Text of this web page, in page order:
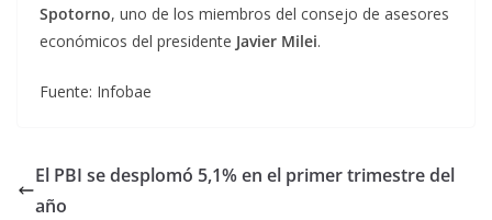
Spotorno, uno de los miembros del consejo de asesores
económicos del presidente Javier Milei.
Fuente: Infobae
El PBI se desplomó 5,1% en el primer trimestre del
año